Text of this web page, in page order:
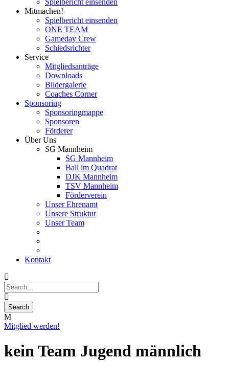
Spielbericht einsenden
Mitmachen!
Spielbericht einsenden
ONE TEAM
Gameday Crew
Schiedsrichter
Service
Mitgliedsanträge
Downloads
Bildergalerie
Coaches Corner
Sponsoring
Sponsoringmappe
Sponsoren
Förderer
Über Uns
SG Mannheim
SG Mannheim
Ball im Quadrat
DJK Mannheim
TSV Mannheim
Förderverein
Unser Ehrenamt
Unsere Struktur
Unser Team
Kontakt
Mitglied werden!
kein Team Jugend männlich